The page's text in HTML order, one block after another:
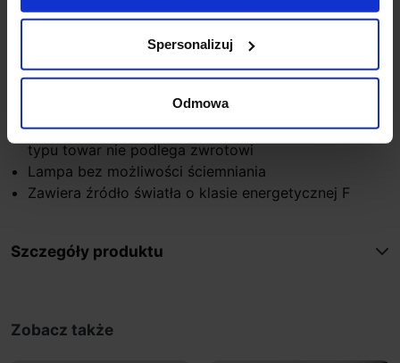
Spersonalizuj
Odmowa
Gwarancja: 5 lat
Dodatkowe informacje:
Zawiera zintegrowane źródło światła i zasilacz
Produkt przygotowywany na indywidualne
zamówienie. Zgodnie z regulaminem sklepu, tego
typu towar nie podlega zwrotowi
Lampa bez możliwości ściemniania
Zawiera źródło światła o klasie energetycznej F
Szczegóły produktu
Zobacz także